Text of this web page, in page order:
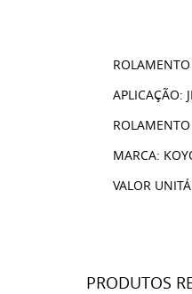
APLICAÇÃO:
MARCA:
VALOR
PRODUTOS